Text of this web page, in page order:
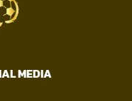
MEDIA